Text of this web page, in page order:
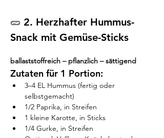
🥒 2. Herzhafter Hummus-
Snack mit Gemüse-Sticks
ballaststoffreich – pflanzlich – sättigend
Zutaten für 1 Portion:
3–4 EL Hummus (fertig oder
selbstgemacht)
1/2 Paprika, in Streifen
1 kleine Karotte, in Sticks
1/4 Gurke, in Streifen